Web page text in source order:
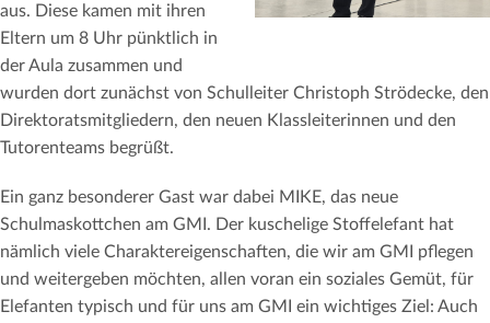
aus. Diese kamen mit ihren
Eltern um 8 Uhr pünktlich in
der Aula zusammen und
wurden dort zunächst von Schulleiter Christoph Strödecke, den
Direktoratsmitgliedern, den neuen Klassleiterinnen und den
Tutorenteams begrüßt.
Ein ganz besonderer Gast war dabei MIKE, das neue
Schulmaskottchen am GMI. Der kuschelige Stoffelefant hat
nämlich viele Charaktereigenschaften, die wir am GMI pflegen
und weitergeben möchten, allen voran ein soziales Gemüt, für
Elefanten typisch und für uns am GMI ein wichtiges Ziel: Auch